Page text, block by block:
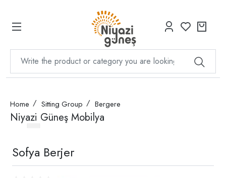
Home Sitting Group Bergere
Niyazi Güneş Mobilya
Sofya Berjer